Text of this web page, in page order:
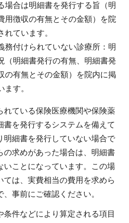
場合は明細書を発行する旨（明
用徴収の有無とその金額）を院
れています。
務付けられていない診療所：明
（明細書発行の有無、明細書発
の有無とその金額）を院内に掲
ます。
れている保険医療機関や保険薬
書を発行するシステムを備えて
明細書を発行していない場合で
の求めがあった場合は、明細書
いことになっています。この場
ては、実費相当の費用を求めら
事前にご確認ください。
件などにより算定される項目